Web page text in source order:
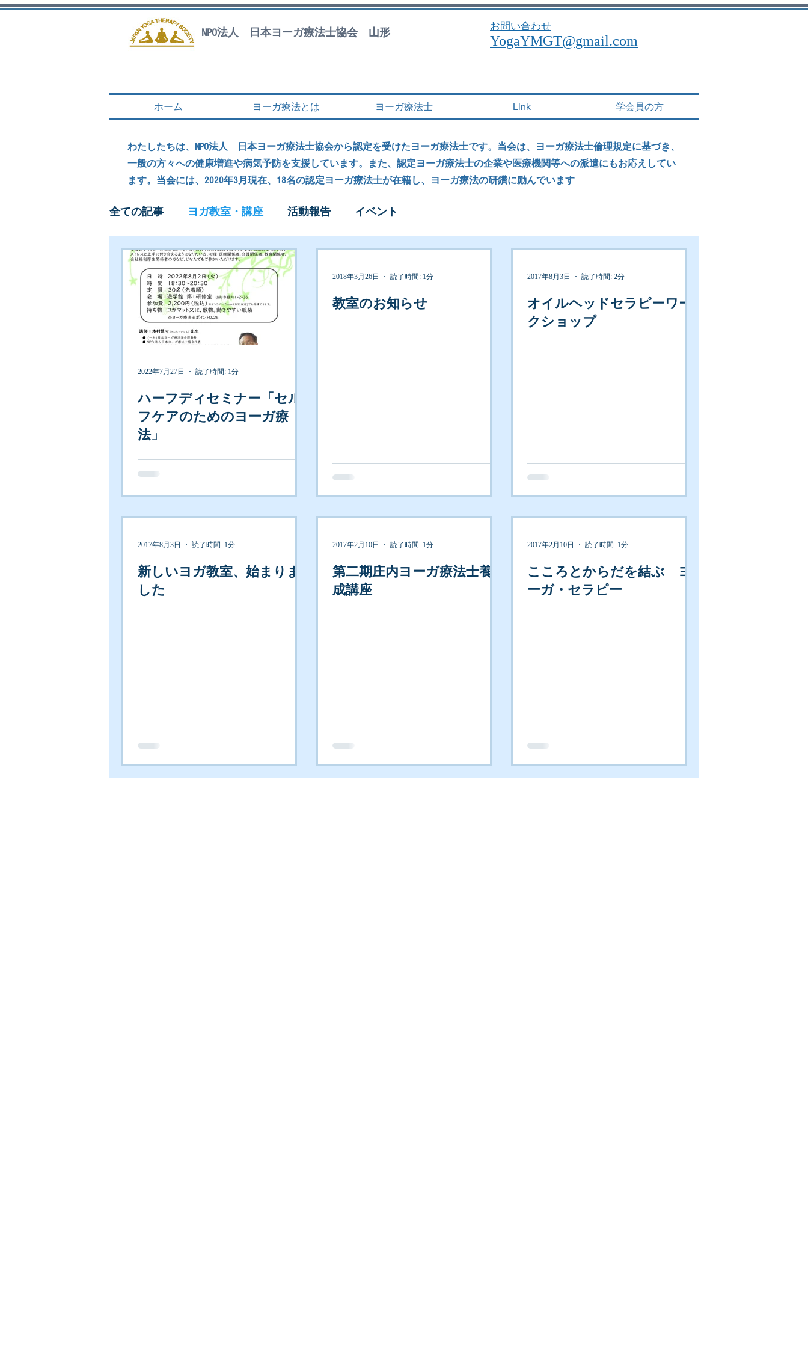
NPO法人 日本ヨーガ療法士協会 山形
お問い合わせ
YogaYMGT@gmail.com
ホーム ヨーガ療法とは ヨーガ療法士 Link 学会員の方
わたしたちは、 NPO法人 日本ヨーガ療法士協会から認定を受けたヨーガ療法士です。当会は、ヨーガ療法士倫理規定に基づき、
一般の方々への健康増進や病気予防を支援しています。
また、認定ヨーガ療法士の企業や医療機関等への派遣にもお応えしてい
ます。当会には、2020年3月現在、 18名の認定ヨーガ療法士が在籍し、ヨーガ療法の研鑽に励んでいます
全ての記事 ヨガ教室・講座 活動報告 イベント
ハーフディセミナー「セル
フケアのためのヨーガ療
法」
2022年7月27日 読了時間: 1分
教室のお知らせ
2018年3月26日 読了時間: 1分
オイルヘッドセラピーワー
クショップ
2017年8月3日 読了時間: 2分
新しいヨガ教室、始まりま
した
2017年8月3日 読了時間: 1分
第二期庄内ヨーガ療法士養
成講座
2017年2月10日 読了時間: 1分
こころとからだを結ぶ ヨ
ーガ・セラピー
2017年2月10日 読了時間: 1分